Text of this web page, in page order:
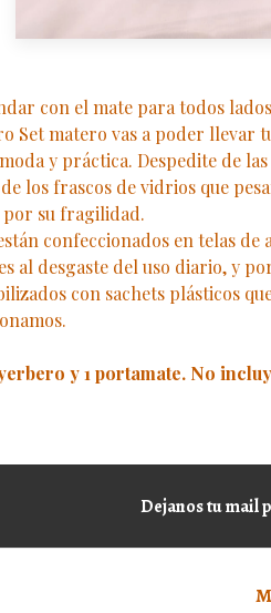
con el mate para todos
Set matero vas a poder llevar
y práctica. Despedite de
los frascos de vidrios que
su fragilidad.
confeccionados en telas
al desgaste del uso diario, y
con sachets plásticos
y 1 portamate. No
Dejanos tu mail